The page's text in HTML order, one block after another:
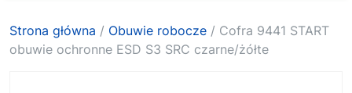
Strona główna / Obuwie robocze / Cofra 9441 START
obuwie ochronne ESD S3 SRC czarne/żółte